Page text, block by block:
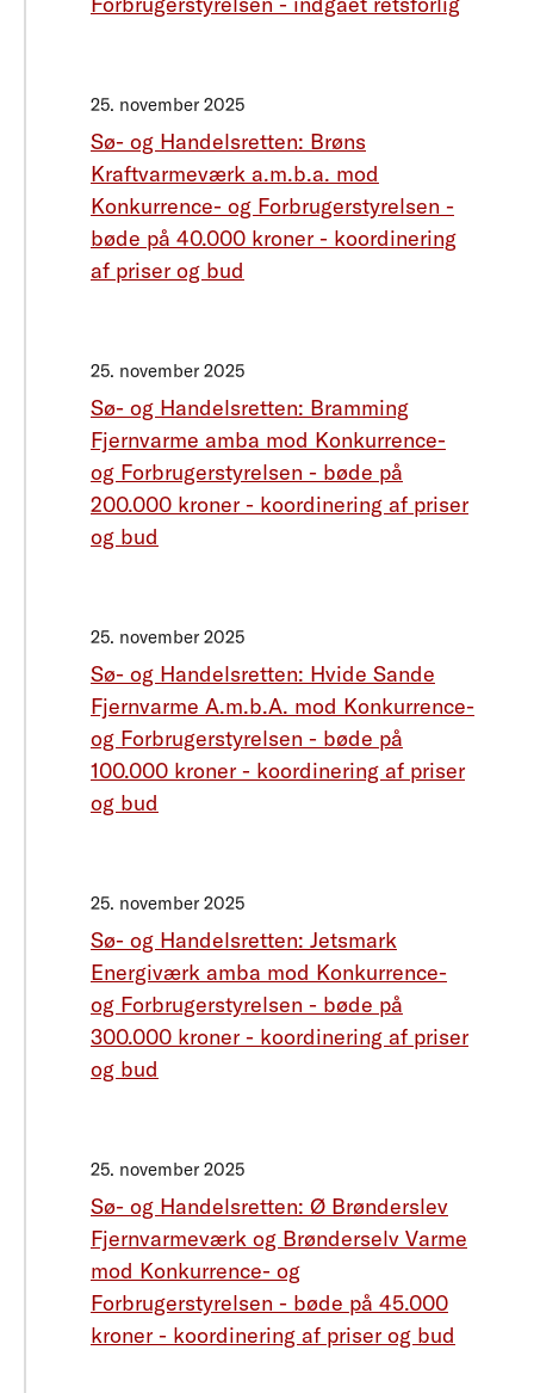
25. november 2025
Sø- og Handelsretten: Brøns
Kraftvarmeværk a.m.b.a. mod
Konkurrence- og Forbrugerstyrelsen -
bøde på 40.000 kroner - koordinering
af priser og bud
25. november 2025
Sø- og Handelsretten: Bramming
Fjernvarme amba mod Konkurrence-
og Forbrugerstyrelsen - bøde på
200.000 kroner - koordinering af priser
og bud
25. november 2025
Sø- og Handelsretten: Hvide Sande
Fjernvarme A.m.b.A. mod Konkurrence-
og Forbrugerstyrelsen - bøde på
100.000 kroner - koordinering af priser
og bud
25. november 2025
Sø- og Handelsretten: Jetsmark
Energiværk amba mod Konkurrence-
og Forbrugerstyrelsen - bøde på
300.000 kroner - koordinering af priser
og bud
25. november 2025
Sø- og Handelsretten: Ø Brønderslev
Fjernvarmeværk og Brønderselv Varme
mod Konkurrence- og
Forbrugerstyrelsen - bøde på 45.000
kroner - koordinering af priser og bud